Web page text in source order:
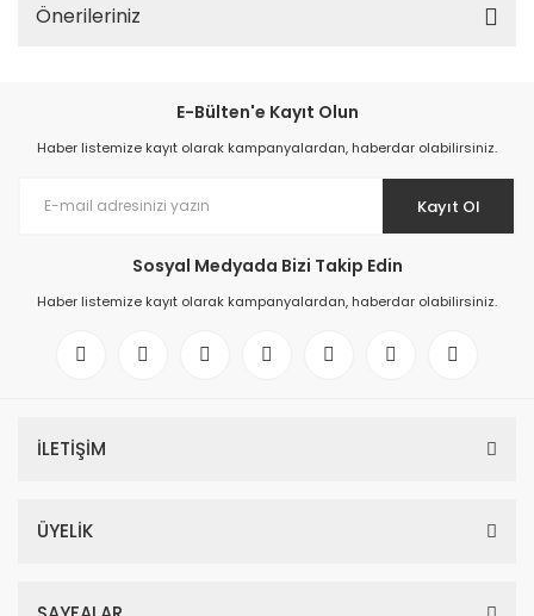
Önerileriniz
E-Bülten'e Kayıt Olun
Haber listemize kayıt olarak kampanyalardan, haberdar olabilirsiniz.
Kayıt Ol
Sosyal Medyada Bizi Takip Edin
Haber listemize kayıt olarak kampanyalardan, haberdar olabilirsiniz.
İLETİŞİM
ÜYELİK